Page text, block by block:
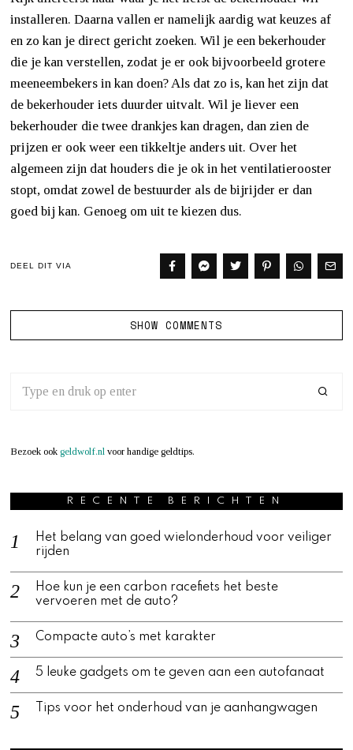
installeren. Daarna vallen er namelijk aardig wat keuzes af
en zo kan je direct gericht zoeken. Wil je een bekerhouder
die je kan verstellen, zodat je er ook bijvoorbeeld grotere
meeneembekers in kan doen? Als dat zo is, kan het zijn dat
de bekerhouder iets duurder uitvalt. Wil je liever een
bekerhouder die twee drankjes kan dragen, dan zien de
prijzen er ook weer een tikkeltje anders uit. Over het
algemeen zijn dat houders die je ok in het ventilatierooster
stopt, omdat zowel de bestuurder als de bijrijder er dan
goed bij kan. Genoeg om uit te kiezen dus.
DEEL DIT VIA
SHOW COMMENTS
Bezoek ookgeldwolf.nl voor handige geldtips.
RECENTE BERICHTEN
Het belang van goed wielonderhoud voor veiliger
rijden
Hoe kun je een carbon racefiets het beste
vervoeren met de auto?
Compacte auto’s met karakter
5 leuke gadgets om te geven aan een autofanaat
Tips voor het onderhoud van je aanhangwagen